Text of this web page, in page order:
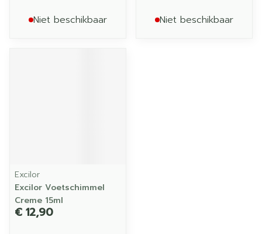
Niet beschikbaar Niet beschikbaar
Excilor
Excilor Voetschimmel
Creme 15ml
€ 12,90